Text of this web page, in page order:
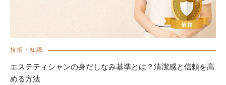
技術・知識
エステティシャンの身だしなみ基準とは？清潔感と信頼を高
める方法